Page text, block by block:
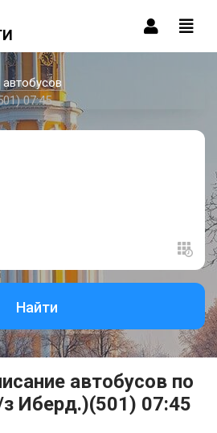
07:45
Найти
автобусов по
з Иберд.)(501) 07:45